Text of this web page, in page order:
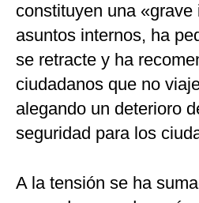
constituyen una
asuntos internos, ha
se retracte y ha
ciudadanos que no
alegando un deterioro
seguridad para los
A la tensión se ha